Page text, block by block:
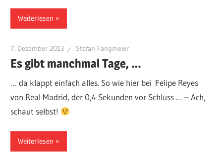
Weiterlesen
7. Dezember 2013 Stefan Fangmeier
Es gibt manchmal Tage, …
… da klappt einfach alles. So wie hier bei Felipe Reyes
von Real Madrid, der 0,4 Sekunden vor Schluss … – Ach,
schaut selbst!
Weiterlesen